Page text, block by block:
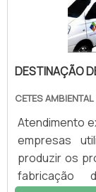
para tintasA.
DESTINAÇÃO
CETES AMBIENTAL
Atendimento
empresas
produzir os